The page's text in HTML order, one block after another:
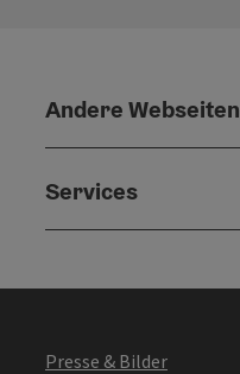
Andere Webseiten
Services
Presse & Bilder